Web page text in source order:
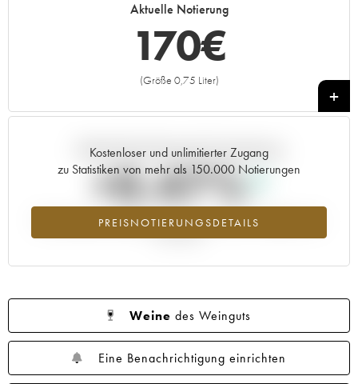
Aktuelle Notierung
170€
(Größe 0,75 Liter)
+
Kostenloser und unlimitierter Zugang
zu Statistiken von mehr als 150.000 Notierungen
PREISNOTIERUNGSDETAILS
Aktuelle Entwicklung der Preisnotierung
+0.47%
Preisanstiegs des Jahrgangs 2020 im Jahr 2026 im Vergleich zum
Weine des Weinguts
Eine Benachrichtigung einrichten